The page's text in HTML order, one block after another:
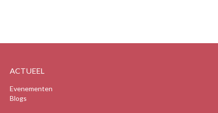
ACTUEEL
Evenementen
Blogs